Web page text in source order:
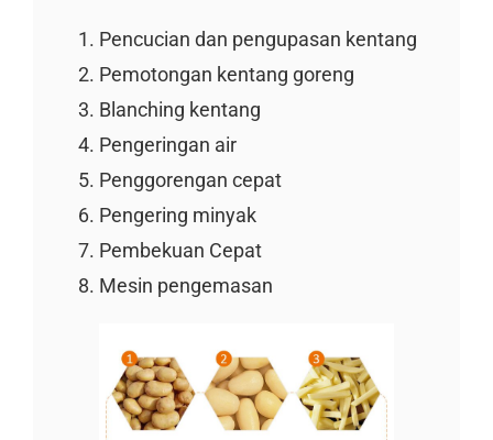
Pencucian dan pengupasan kentang
Pemotongan kentang goreng
Blanching kentang
Pengeringan air
Penggorengan cepat
Pengering minyak
Pembekuan Cepat
Mesin pengemasan